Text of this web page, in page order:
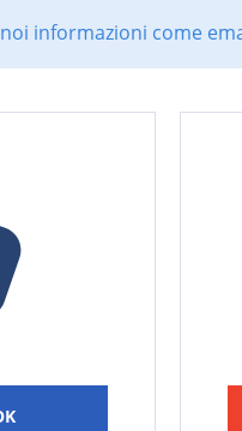
informazioni come